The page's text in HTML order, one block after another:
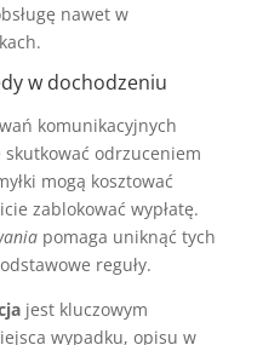
nawet w
w dochodzeniu
komunikacyjnych
skutkować odrzuceniem
mogą kosztować
zablokować wypłatę.
pomaga uniknąć tych
reguły.
jest kluczowym
wypadku, opisu w